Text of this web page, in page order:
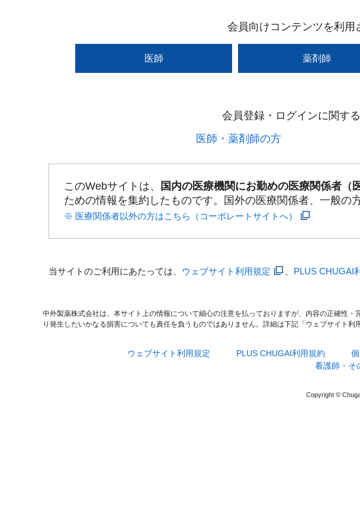
会員向けコンテンツを利
医師 薬剤師
会員登録・ログインに関す
医師・薬剤師の方​
このWebサイトは、 国内の医療機関にお勤めの医療関係者（
ための情報を集約したものです。国外の医療関係者、一般の
※ 医療関係者以外の方はこちら（コーポレートサイトへ）
当サイトのご利用にあたっては、 ウェブサイト利用規定 PLUS CHUGAI
中外製薬株式会社は、本サイト上の情報について細心の注意を払っておりますが、内容の正確性
り発生したいかなる損害についても責任を負うものではありません。詳細は下記「ウェブサイト利
ウェブサイト利用規定 PLUS CHUGAI利用規約
看護師・そ
Copyright ©